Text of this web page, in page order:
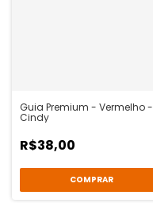
Guia Premium - Vermelho -
Cindy
R$38,00
COMPRAR